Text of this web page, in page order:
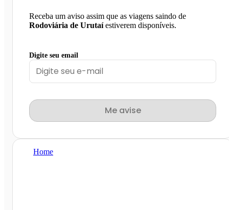
Receba um aviso assim que as viagens saindo de
Rodoviária de Urutaíestiverem disponíveis.
Digite seu email
Me avise
Home